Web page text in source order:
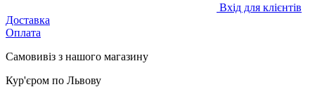
Вхід для клієнтів
Доставка
Оплата
Самовивіз з нашого магазину
Кур'єром по Львову